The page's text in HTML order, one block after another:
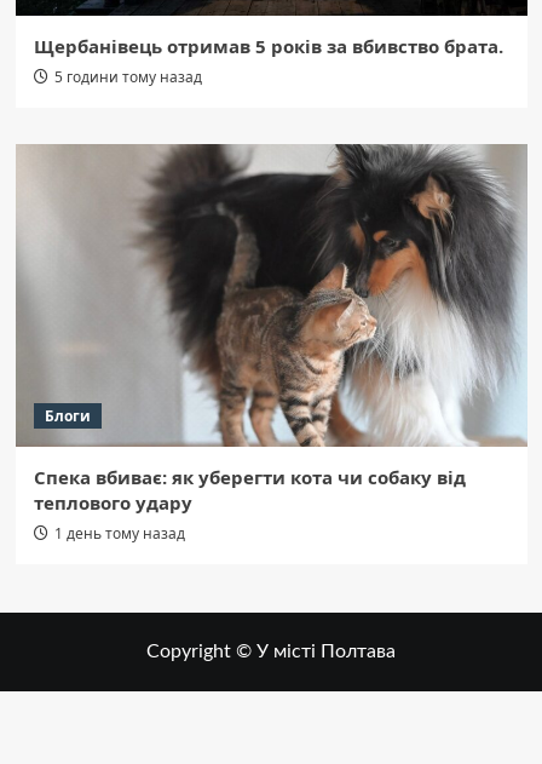
Щербанівець отримав 5 років за вбивство брата.
5 години тому назад
Блоги
Спека вбиває: як уберегти кота чи собаку від
теплового удару
1 день тому назад
Copyright © У місті Полтава